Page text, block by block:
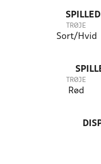
TRØJE
Sort/Hvid
TRØJE
Rød